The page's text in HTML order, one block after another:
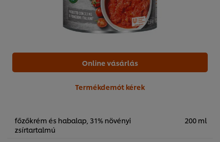
Online vásárlás
Termékdemót kérek
főzőkrém és habalap, 31% növényi
zsírtartalmú
200 ml